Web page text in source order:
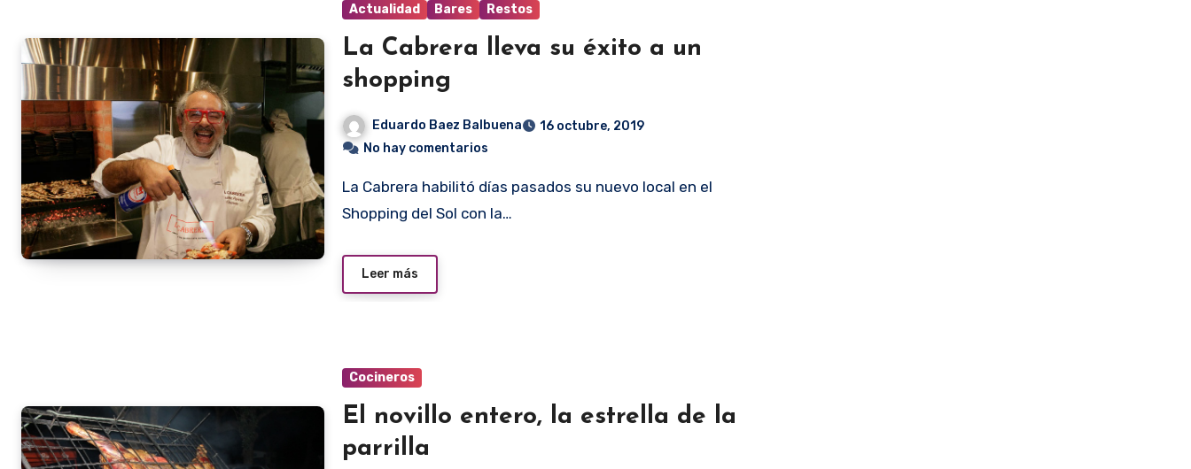
Actualidad Bares Restos
La Cabrera lleva su éxito a un
shopping
Eduardo Baez Balbuena
16 octubre, 2019
No hay comentarios
La Cabrera habilitó días pasados su nuevo local en el
Shopping del Sol con la…
Leer más
Cocineros
El novillo entero, la estrella de la
parrilla